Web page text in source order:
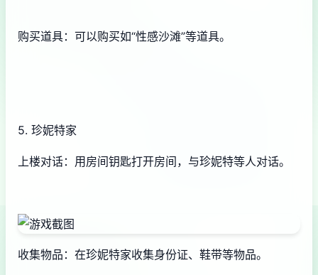
购买道具：可以购买如“性感沙滩”等道具。
5. 珍妮特家
上楼对话：用房间钥匙打开房间，与珍妮特等人对话。
收集物品：在珍妮特家收集身份证、鞋带等物品。